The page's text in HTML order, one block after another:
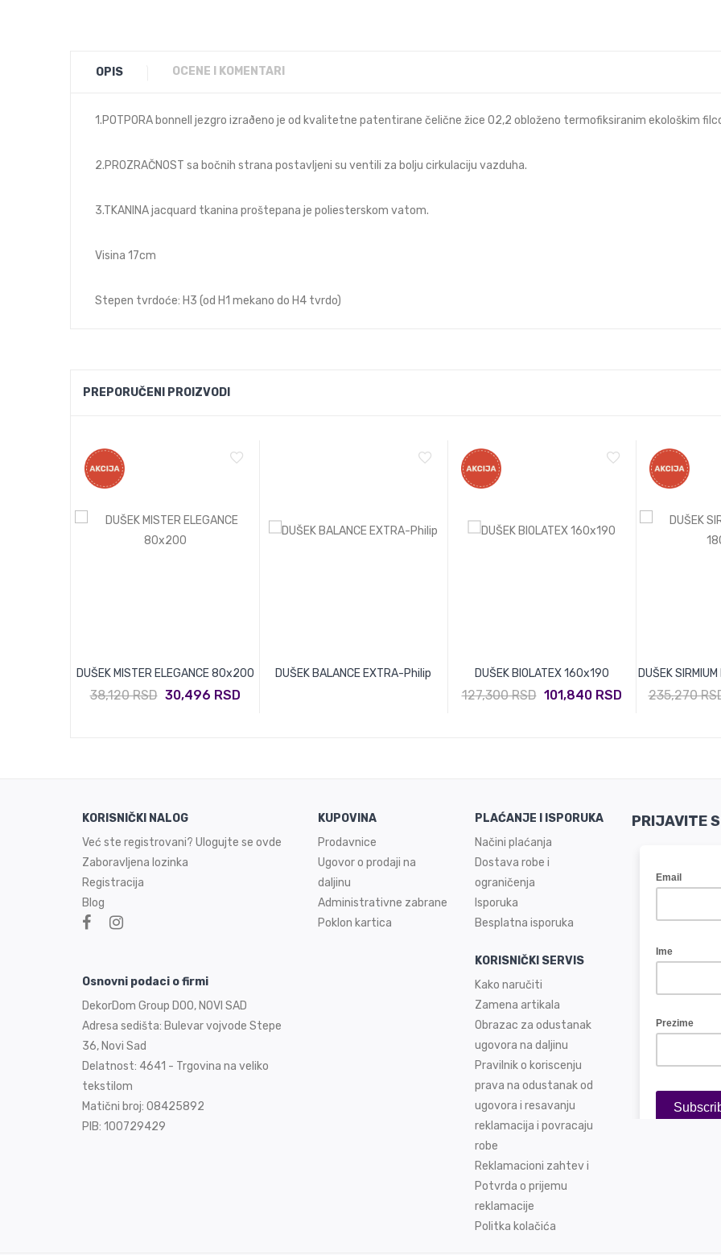
OPIS OCENE I KOMENTARI
1.POTPORA bonnell jezgro izraðeno je od kvalitetne patentirane čelične žice O2,2 obloženo termofiksiranim ekološkim
2.PROZRAČNOST sa bočnih strana postavljeni su ventili za bolju cirkulaciju vazduha.
3.TKANINA jacquard tkanina proštepana je poliesterskom vatom.
Visina 17cm
Stepen tvrdoće: H3 (od H1 mekano do H4 tvrdo)
PREPORUČENI PROIZVODI
DUŠEK MISTER ELEGANCE 80x200
38,120 RSD 30,496 RSD
DUŠEK BALANCE EXTRA-Philip DUŠEK BIOLATEX 160x190
127,300 RSD 101,840 RSD
DUŠEK
235,270
KORISNIČKI NALOG
Već ste registrovani? Ulogujte se ovde
Zaboravljena lozinka
Registracija
Blog
Osnovni podaci o firmi
DekorDom Group DOO, NOVI SAD
Adresa sedišta: Bulevar vojvode Stepe
36, Novi Sad
Delatnost: 4641 - Trgovina na veliko
tekstilom
Matični broj: 08425892
PIB: 100729429
KUPOVINA
Prodavnice
Ugovor o prodaji na
daljinu
Administrativne zabrane
Poklon kartica
PLAĆANJE I ISPORUKA
Načini plaćanja
Dostava robe i
ograničenja
Isporuka
Besplatna isporuka
KORISNIČKI SERVIS
Kako naručiti
Zamena artikala
Obrazac za odustanak
ugovora na daljinu
Pravilnik o koriscenju
prava na odustanak od
ugovora i resavanju
reklamacija i povracaju
robe
Reklamacioni zahtev i
Potvrda o prijemu
reklamacije
Politka kolačića
PRIJAVITE